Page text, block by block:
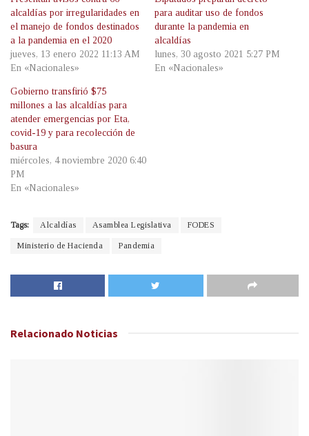
alcaldías por irregularidades en
el manejo de fondos destinados
a la pandemia en el 2020
jueves, 13 enero 2022 11:13 AM
En «Nacionales»
para auditar uso de fondos
durante la pandemia en
alcaldías
lunes, 30 agosto 2021 5:27 PM
En «Nacionales»
Gobierno transfirió $75
millones a las alcaldías para
atender emergencias por Eta,
covid-19 y para recolección de
basura
miércoles, 4 noviembre 2020 6:40
PM
En «Nacionales»
Tags: Alcaldías Asamblea Legislativa FODES
Ministerio de Hacienda Pandemia
Relacionado Noticias